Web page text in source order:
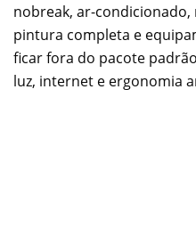
nobreak, ar-
pintura completa e
ficar fora do pacote
luz, internet e ergonomia